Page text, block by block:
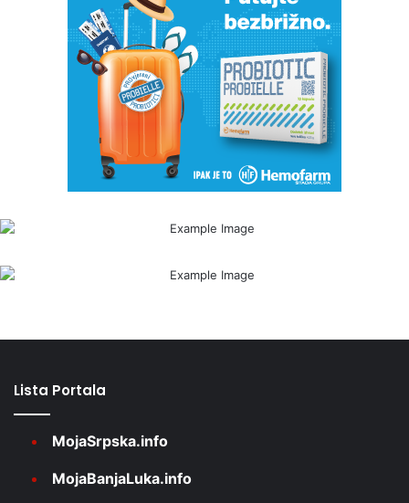
Lista Portala
MojaSrpska.info
MojaBanjaLuka.info